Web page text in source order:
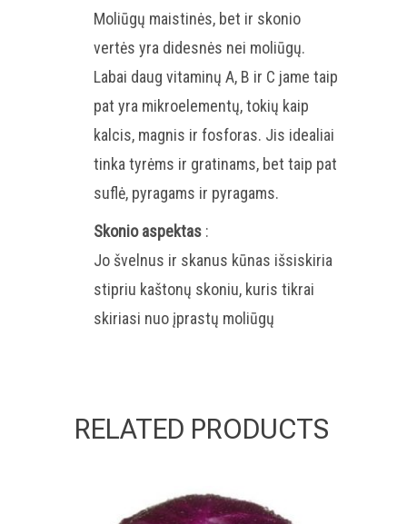
Moliūgų maistinės, bet ir skonio
vertės yra didesnės nei moliūgų.
Labai daug vitaminų A, B ir C jame taip
pat yra mikroelementų, tokių kaip
kalcis, magnis ir fosforas. Jis idealiai
tinka tyrėms ir gratinams, bet taip pat
suflė, pyragams ir pyragams.
Skonio aspektas :
Jo švelnus ir skanus kūnas išsiskiria
stipriu kaštonų skoniu, kuris tikrai
skiriasi nuo įprastų moliūgų
RELATED PRODUCTS